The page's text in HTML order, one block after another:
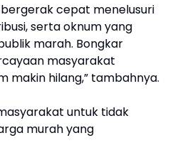
cepat menelusuri
serta oknum yang
marah. Bongkar
masyarakat
makin hilang,” tambahnya.
untuk tidak
murah yang